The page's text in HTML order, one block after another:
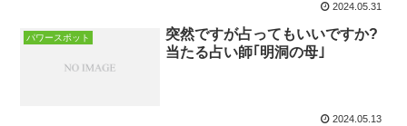
2024.05.31
パワースポット
突然ですが占ってもいいですか?
当たる占い師｢明洞の母｣
2024.05.13